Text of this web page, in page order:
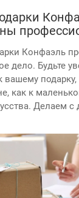
Конфаэль
дело. Будьте
вашему подарку,
как к
Делаем с